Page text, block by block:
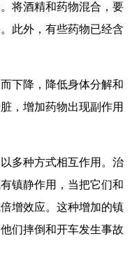
将酒精和药物混合，要
此外，有些药物已经含
降，降低身体分解和
，增加药物出现副作用
种方式相互作用。治
镇静作用，当把它们和
增效应。这种增加的镇
们摔倒和开车发生事故